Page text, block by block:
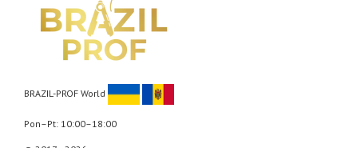
BRAZIL-PROF World
Pon–Pt: 10:00–18:00